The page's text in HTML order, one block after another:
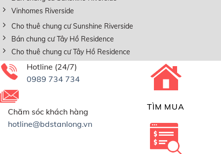
Vinhomes Riverside
Cho thuê chung cư Sunshine Riverside
Bán chung cư Tây Hồ Residence
Cho thuê chung cư Tây Hồ Residence
Hotline (24/7)
0989 734 734
Chăm sóc khách hàng
hotline@bdstanlong.vn
TÌM MUA